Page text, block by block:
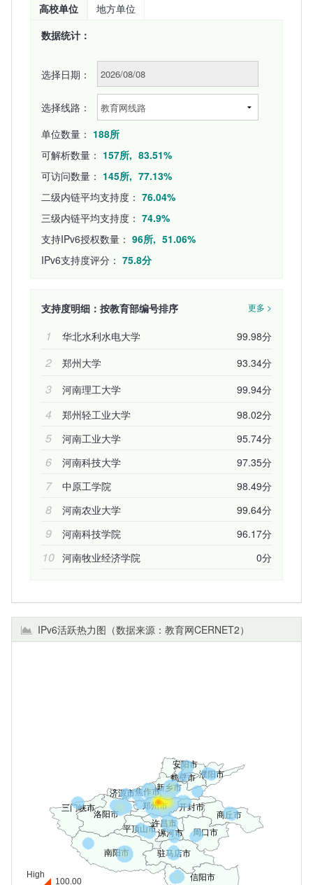
高校单位
地方单位
数据统计：
选择日期：
选择线路：
单位数量： 188所
可解析数量： 157所, 83.51%
可访问数量： 145所, 77.13%
二级内链平均支持度： 76.04%
三级内链平均支持度： 74.9%
支持IPv6授权数量： 96所, 51.06%
IPv6支持度评分： 75.8分
支持度明细：按教育部编号排序 更多 >
1 华北水利水电大学 99.98分
2 郑州大学 93.34分
3 河南理工大学 99.94分
4 郑州轻工业大学 98.02分
5 河南工业大学 95.74分
6 河南科技大学 97.35分
7 中原工学院 98.49分
8 河南农业大学 99.64分
9 河南科技学院 96.17分
10 河南牧业经济学院 0分
IPv6活跃热力图（数据来源：教育网CERNET2）